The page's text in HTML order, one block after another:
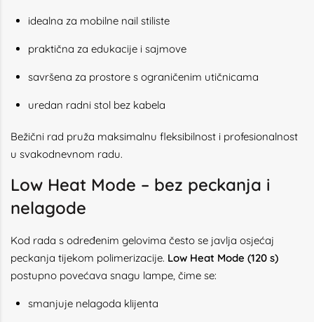
idealna za mobilne nail stiliste
praktična za edukacije i sajmove
savršena za prostore s ograničenim utičnicama
uredan radni stol bez kabela
Bežični rad pruža maksimalnu fleksibilnost i profesionalnost
u svakodnevnom radu.
Low Heat Mode – bez peckanja i
nelagode
Kod rada s određenim gelovima često se javlja osjećaj
peckanja tijekom polimerizacije. Low Heat Mode (120 s)
postupno povećava snagu lampe, čime se:
smanjuje nelagoda klijenta